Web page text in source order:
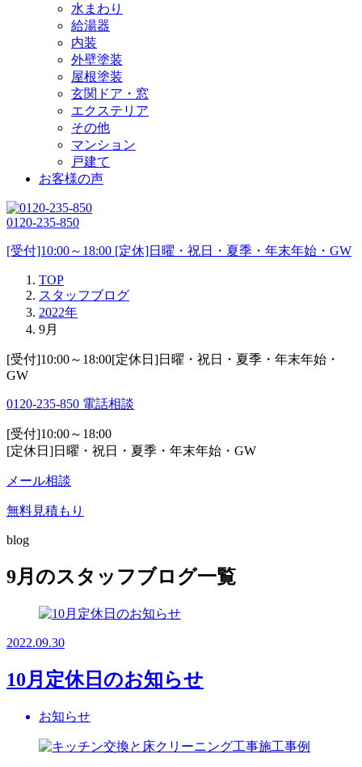
水まわり
給湯器
内装
外壁塗装
屋根塗装
玄関ドア・窓
エクステリア
その他
マンション
戸建て
お客様の声
0120-235-850
[受付]10:00～18:00 [定休]日曜・祝日・夏季・年末年始・GW
TOP
スタッフブログ
2022年
9月
[受付]10:00～18:00[定休日]日曜・祝日・夏季・年末年始・
GW
0120-235-850 電話相談
[受付]10:00～18:00
[定休日]日曜・祝日・夏季・年末年始・GW
メール相談
無料見積もり
blog
9月のスタッフブログ一覧
2022.09.30
10月定休日のお知らせ
お知らせ